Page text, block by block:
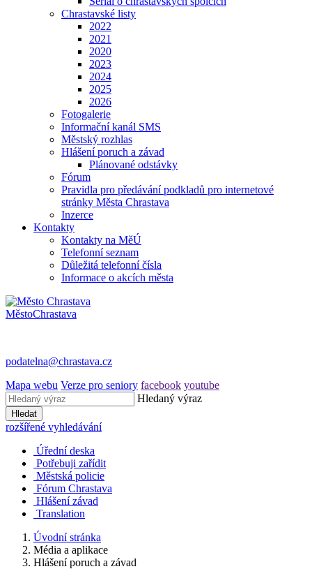
Chrastavské listy
2022
2021
2020
2023
2024
2025
2026
Fotogalerie
Informační kanál SMS
Městský rozhlas
Hlášení poruch a závad
Plánované odstávky
Fórum
Pravidla pro předávání podkladů pro internetové
stránky Města Chrastava
Inzerce
Kontakty
Kontakty na MěÚ
Telefonní seznam
Důležitá telefonní čísla
Informace o akcích města
MěstoChrastava
podatelna@chrastava.cz
Mapa webu Verze pro seniory facebook youtube
Hledaný výraz
Hledat
rozšířené vyhledávání
Úřední deska
Potřebuji zařídit
Městská policie
Fórum Chrastava
Hlášení závad
Translation
Úvodní stránka
Média a aplikace
Hlášení poruch a závad